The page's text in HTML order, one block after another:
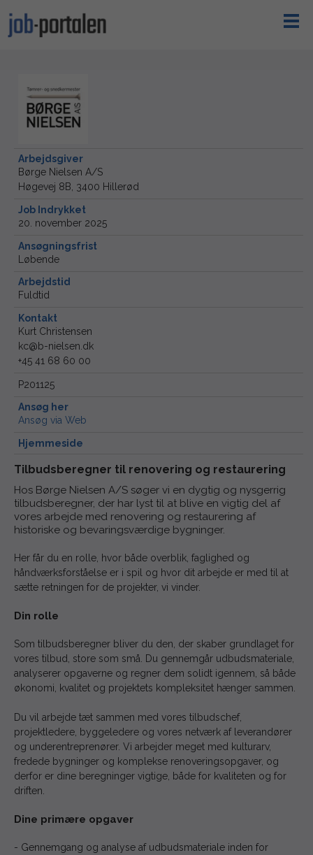
Arbejdsgiver
Børge Nielsen A/S
Høgevej 8B, 3400 Hillerød
Job Indrykket
20. november 2025
Ansøgningsfrist
Løbende
Arbejdstid
Fuldtid
Kontakt
Kurt Christensen
kc@b-nielsen.dk
+45 41 68 60 00
P201125
Ansøg her
Ansøg via Web
Hjemmeside
Tilbudsberegner til renovering og restaurering
Hos Børge Nielsen A/S søger vi en dygtig og nysgerrig
tilbudsberegner, der har lyst til at blive en vigtig del af
vores arbejde med renovering og restaurering af
historiske og bevaringsværdige bygninger.
Her får du en rolle, hvor både overblik, faglighed og
håndværksforståelse er i spil og hvor dit arbejde er med til at
sætte retningen for de projekter, vi vinder.
Din rolle
Som tilbudsberegner bliver du den, der skaber grundlaget for
vores tilbud, store som små. Du gennemgår udbudsmateriale,
analyserer opgaverne og regner dem solidt igennem, så både
økonomi, kvalitet og projektets kompleksitet hænger sammen.
Du vil arbejde tæt sammen med vores tilbudschef,
projektledere, byggeledere og vores netværk af leverandører
og underentreprenører. Vi arbejder meget med kulturarv,
fredede bygninger og komplekse renoveringsopgaver, og
derfor er dine beregninger vigtige, både for kvaliteten og for
driften.
Dine primære opgaver
- Gennemgang og analyse af udbudsmateriale inden for